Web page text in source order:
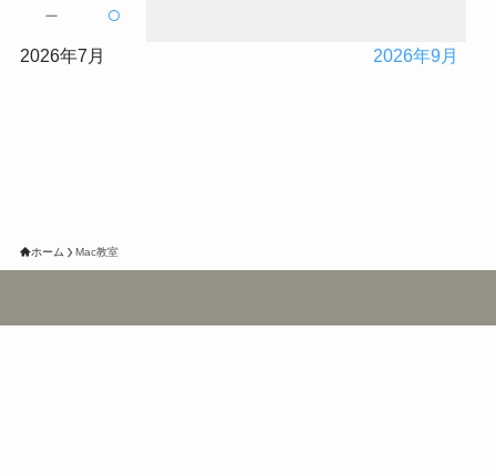
－ ○
2026年7月 2026年9月
ホーム Mac教室